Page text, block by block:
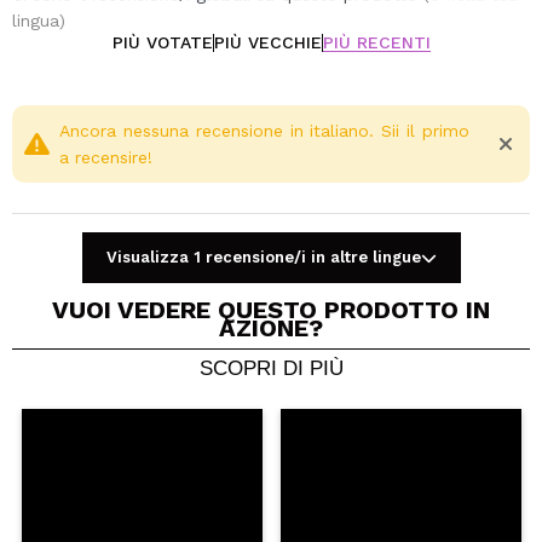
lingua)
PIÙ VOTATEPIÙ VECCHIEPIÙ RECENTI
Condividi un video o una foto
Il tuo video potrebbe essere il primo. Immaginalo...
Ancora nessuna recensione in italiano. Sii il primo
a recensire!
Visualizza 1 recensione/i in altre lingue
VUOI VEDERE QUESTO PRODOTTO IN
AZIONE?
SCOPRI DI PIÙ